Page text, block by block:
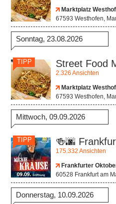
Marktplatz
67593 Westhofen,
Sonntag, 23.08.2026
TIPP Street Food
2.326 Ansichten
Marktplatz
67593 Westhofen,
Mittwoch, 09.09.2026
TIPP 🍻🌆
175.332 Ansichten
Frankfurter
60528 Frankfurt am
Donnerstag, 10.09.2026